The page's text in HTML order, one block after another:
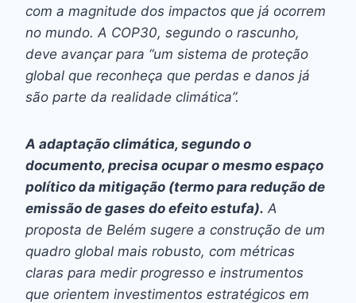
com a magnitude dos impactos que já ocorrem
no mundo. A COP30, segundo o rascunho,
deve avançar para “um sistema de proteção
global que reconheça que perdas e danos já
são parte da realidade climática”.
A adaptação climática, segundo o
documento, precisa ocupar o mesmo espaço
político da mitigação (termo para redução de
emissão de gases do efeito estufa). A
proposta de Belém sugere a construção de um
quadro global mais robusto, com métricas
claras para medir progresso e instrumentos
que orientem investimentos estratégicos em